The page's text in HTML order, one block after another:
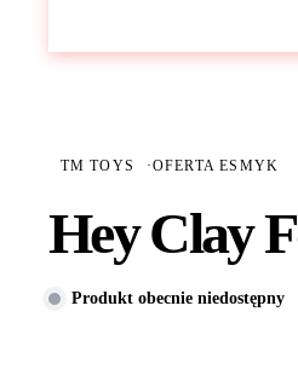
TM TOYS ·OFERTA ESMYK
Hey Clay
Produkt obecnie niedostępny